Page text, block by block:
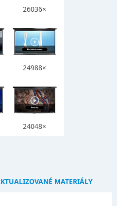
26036×
24988×
24048×
MATERIÁLY